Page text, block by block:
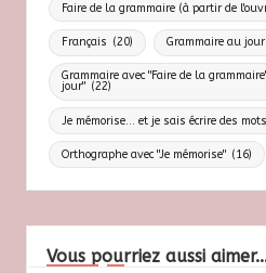
Faire de la grammaire (à partir de
Français (20) Grammaire au
Grammaire avec "Faire de la
jour" (22)
Je mémorise... et je sais écrire des
Orthographe avec "Je mémorise" (16)
Vous pourriez aussi